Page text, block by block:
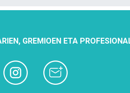
GREMIOEN ETA